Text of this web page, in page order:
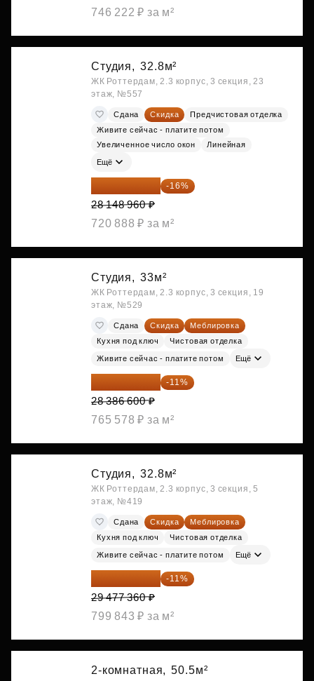
746 222 ₽ за м²
Студия, 32.8м²
ЖК Роттердам, 2.3 корпус, 3 секция, 23
этаж, №557
Сдана Скидка
Предчистовая отделка
Живите сейчас - платите потом
Увеличенное число окон
Линейная
Ещё
23 645 126 ₽ -16%
28 148 960 ₽
720 888 ₽ за м²
Студия, 33м²
ЖК Роттердам, 2.3 корпус, 3 секция, 19
этаж, №529
Сдана Скидка
Меблировка
Кухня под ключ
Чистовая отделка
Живите сейчас - платите потом Ещё
25 264 074 ₽ -11%
28 386 600 ₽
765 578 ₽ за м²
Студия, 32.8м²
ЖК Роттердам, 2.3 корпус, 3 секция, 5
этаж, №419
Сдана Скидка
Меблировка
Кухня под ключ
Чистовая отделка
Живите сейчас - платите потом Ещё
26 234 850 ₽ -11%
29 477 360 ₽
799 843 ₽ за м²
2-комнатная, 50.5м²